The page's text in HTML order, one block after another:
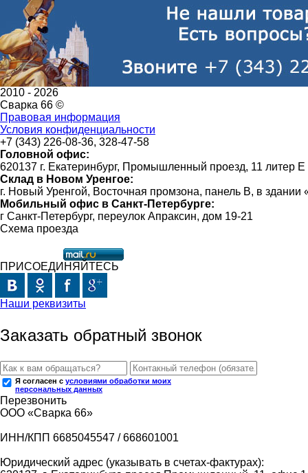
2010 - 2026
Сварка 66 ©
Правовая информация
Условия конфиденциальности
+7 (343) 226-08-36, 328-47-58
Головной офис:
620137 г. Екатеринбург, Промышленный проезд, 11 литер Е
Склад в Новом Уренгое:
г. Новый Уренгой, Восточная промзона, панель В, в
Мобильный офис в Санкт-Петербурге:
г Санкт-Петербург, переулок Апраксин, дом 19-21
Схема проезда
ПРИСОЕДИНЯЙТЕСЬ
Наши реквизиты
Заказать обратный звонок
Я согласен с условиями обработки моих
персональных данных
Перезвонить
ООО «Сварка 66»
ИНН/КПП 6685045547 / 668601001
Юридический адрес (указывать в счетах-фактурах):